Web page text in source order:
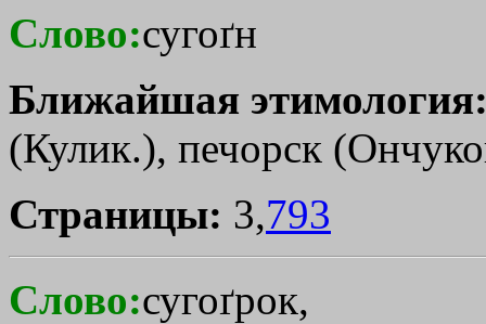
Слово:сугоґн
Ближайшая
(Кулик.), печорск
Страницы: 3,793
Слово:сугоґрок,